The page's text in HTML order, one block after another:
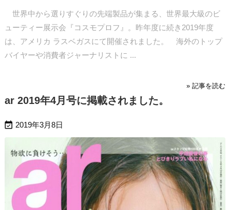
世界中から選りすぐりの先端製品が集まる、世界最大級のビ
ューティー展示会『コスモプロフ』。昨年度に続き2019年度
は、アメリカ ラスベガスにて開催されました。
海外のトップ
バイヤーや消費者ジャーナリストに ...
» 記事を読む
ar 2019年4月号に掲載されました。
 2019年3月8日